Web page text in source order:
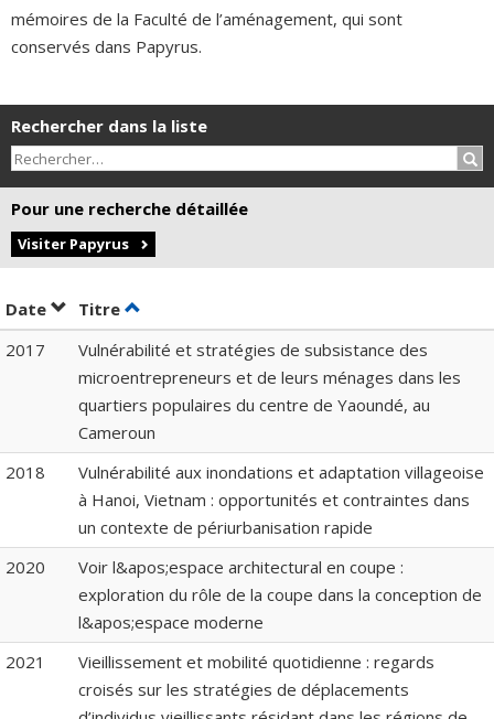
mémoires de la Faculté de l’aménagement, qui sont
conservés dans Papyrus.
Rechercher dans la liste
Pour une recherche détaillée
Visiter Papyrus
Date Trier par date en ordre décroissant
Titre Trier par titre en ordre décroissant
2017
Vulnérabilité et stratégies de subsistance des
microentrepreneurs et de leurs ménages dans les
quartiers populaires du centre de Yaoundé, au
Cameroun
2018
Vulnérabilité aux inondations et adaptation villageoise
à Hanoi, Vietnam : opportunités et contraintes dans
un contexte de périurbanisation rapide
2020
Voir l&apos;espace architectural en coupe :
exploration du rôle de la coupe dans la conception de
l&apos;espace moderne
2021
Vieillissement et mobilité quotidienne : regards
croisés sur les stratégies de déplacements